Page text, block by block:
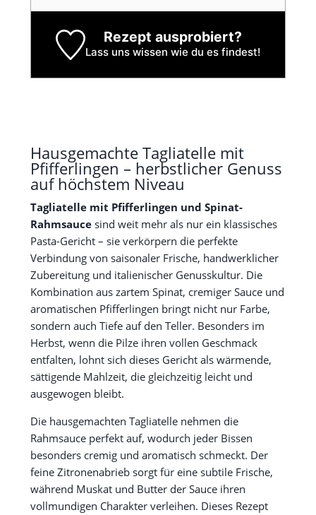
Rezept ausprobiert?
Lass uns wissen wie du es findest!
Hausgemachte Tagliatelle mit
Pfifferlingen – herbstlicher Genuss
auf höchstem Niveau
Tagliatelle mit Pfifferlingen und Spinat-
Rahmsaucesind weit mehr als nur ein klassisches
Pasta-Gericht – sie verkörpern die perfekte
Verbindung von saisonaler Frische, handwerklicher
Zubereitung und italienischer Genusskultur. Die
Kombination aus zartem Spinat, cremiger Sauce und
aromatischen Pfifferlingen bringt nicht nur Farbe,
sondern auch Tiefe auf den Teller. Besonders im
Herbst, wenn die Pilze ihren vollen Geschmack
entfalten, lohnt sich dieses Gericht als wärmende,
sättigende Mahlzeit, die gleichzeitig leicht und
ausgewogen bleibt.
Die hausgemachten Tagliatelle nehmen die
Rahmsauce perfekt auf, wodurch jeder Bissen
besonders cremig und aromatisch schmeckt. Der
feine Zitronenabrieb sorgt für eine subtile Frische,
während Muskat und Butter der Sauce ihren
vollmundigen Charakter verleihen. Dieses Rezept